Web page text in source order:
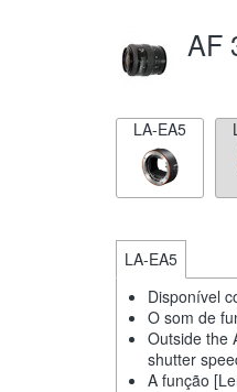
AF
LA-EA5
LA-EA5
Disponível
O som de
Outside the
shutter
A função